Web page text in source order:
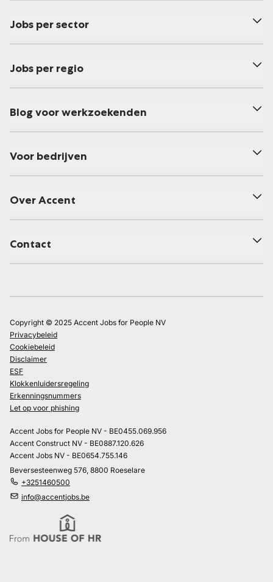
Jobs per sector
Jobs per regio
Blog voor werkzoekenden
Voor bedrijven
Over Accent
Contact
Copyright © 2025 Accent Jobs for People NV
Privacybeleid
Cookiebeleid
Disclaimer
ESF
Klokkenluidersregeling
Erkenningsnummers
Let op voor phishing
Accent Jobs for People NV - BE0455.069.956
Accent Construct NV - BE0887.120.626
Accent Jobs NV - BE0654.755.146
Beversesteenweg 576, 8800 Roeselare
+3251460500
info@accentjobs.be